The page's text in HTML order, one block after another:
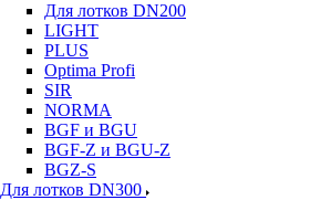
Для лотков DN200
LIGHT
PLUS
Optima Profi
SIR
NORMA
BGF и BGU
BGF-Z и BGU-Z
BGZ-S
Для лотков DN300